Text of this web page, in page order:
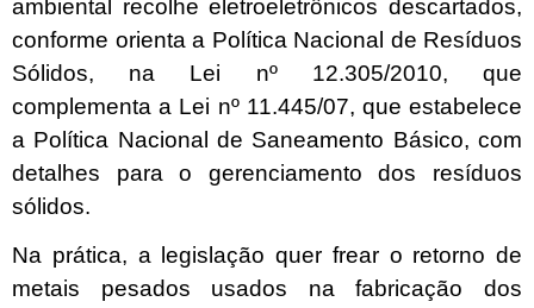
ambiental recolhe eletroeletrônicos descartados,
conforme orienta a Política Nacional de Resíduos
Sólidos, na Lei nº 12.305/2010, que
complementa a Lei nº 11.445/07, que estabelece
a Política Nacional de Saneamento Básico, com
detalhes para o gerenciamento dos resíduos
sólidos.
Na prática, a legislação quer frear o retorno de
metais pesados usados na fabricação dos